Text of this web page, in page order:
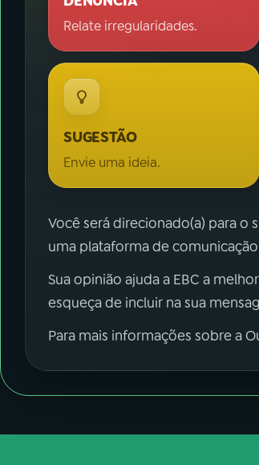
Relate irregularidades.
SUGESTÃO
Envie uma ideia.
Você será direcionado(a) para o
uma plataforma de
Sua opinião ajuda a EBC a
esqueça de incluir na sua
Para mais informações sobre a